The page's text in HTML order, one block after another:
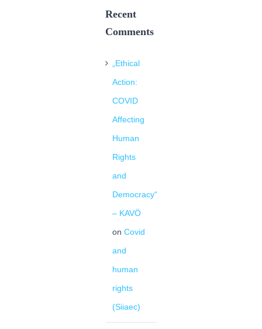
Recent
Comments
„Ethical
Action:
COVID
Affecting
Human
Rights
and
Democracy“
– KAVÖ
on Covid
and
human
rights
(Siiaec)